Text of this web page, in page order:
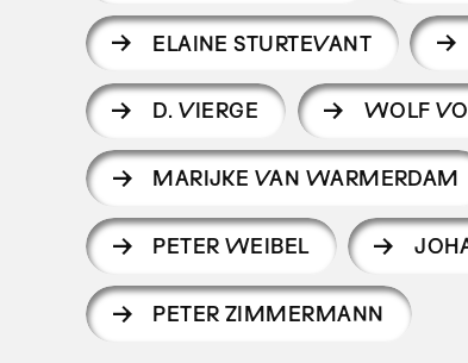
ELAINE STURTEVANT
D. VIERGE WOLF
MARIJKE VAN WARMERDAM
PETER WEIBEL
PETER ZIMMERMANN